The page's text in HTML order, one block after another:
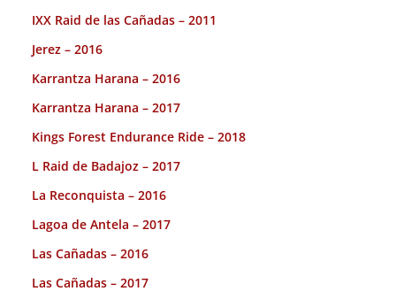
IXX Raid de las Cañadas – 2011
Jerez – 2016
Karrantza Harana – 2016
Karrantza Harana – 2017
Kings Forest Endurance Ride – 2018
L Raid de Badajoz – 2017
La Reconquista – 2016
Lagoa de Antela – 2017
Las Cañadas – 2016
Las Cañadas – 2017